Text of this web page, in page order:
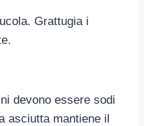
Grattugia i
devono essere sodi
asciutta mantiene il